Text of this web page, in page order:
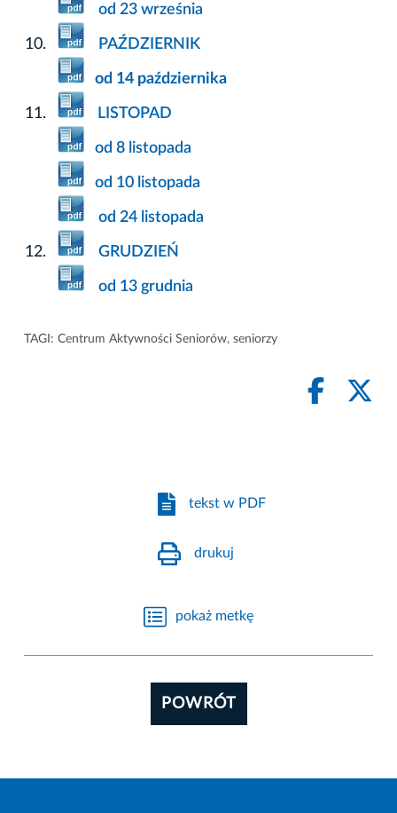
od 23 września
PAŹDZIERNIK
od 14 października
LISTOPAD
od 8 listopada
od 10 listopada
od 24 listopada
GRUDZIEŃ
od 13 grudnia
TAGI: Centrum Aktywności Seniorów, seniorzy
tekst w PDF
drukuj
pokaż metkę
POWRÓT